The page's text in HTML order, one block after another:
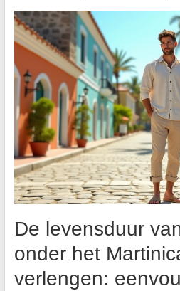
De levensduur
onder het
verlengen: